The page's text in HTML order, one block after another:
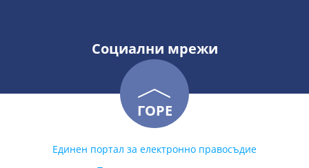
Социални мрежи
ГОРЕ
Единен портал за електронно правосъдие